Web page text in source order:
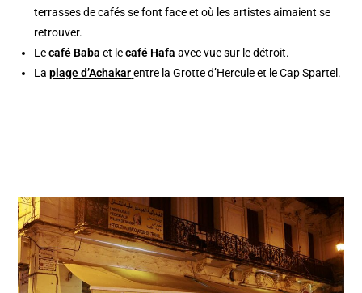
terrasses de cafés se font face et où les artistes aimaient se
retrouver.
Lecafé Baba et lecafé Hafa avec vue sur le détroit.
Laplage d’Achakar entre la Grotte d’Hercule et le Cap Spartel.